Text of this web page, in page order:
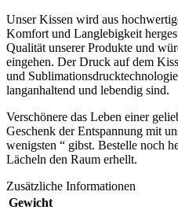
Unser Kissen wird aus
Komfort und Langlebigkeit
Qualität unserer Produkte und
eingehen. Der Druck auf dem
und
langanhaltend und lebendig sind.
Verschönere das Leben einer
Geschenk der Entspannung mit
wenigsten “ gibst. Bestelle noch
Lächeln den Raum erhellt.
Zusätzliche Informationen
Gewicht